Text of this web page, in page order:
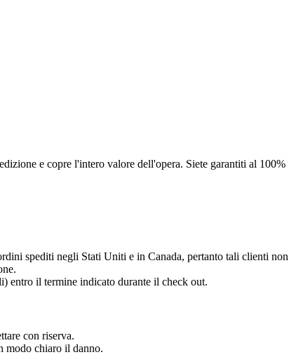
e copre l'intero valore dell'opera. Siete garantiti al 100%
spediti negli Stati Uniti e in Canada, pertanto tali clienti non
entro il termine indicato durante il check out.
con riserva.
modo chiaro il danno.